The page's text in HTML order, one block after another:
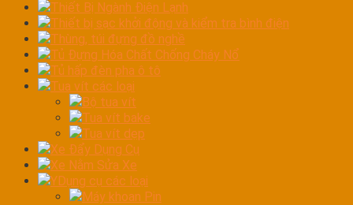
Thiết Bị Ngành Điện Lạnh
Thiết bị sạc khởi động và kiểm tra bình điện
Thùng, túi đựng đồ nghề
Tủ Đựng Hóa Chất Chống Cháy Nổ
Tủ hấp đèn pha ô tô
Tua vít các loại
Bộ tua vít
Tua vít bake
Tua vít dẹp
Xe Đẩy Dụng Cụ
Xe Nằm Sửa Xe
YDụng cụ các loại
Máy khoan Pin